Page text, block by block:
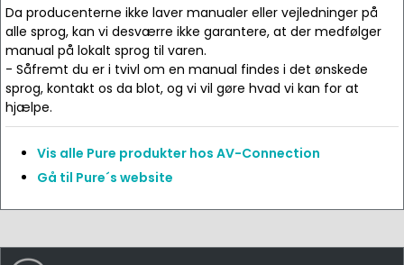
Da producenterne ikke laver manualer eller vejledninger på
alle sprog, kan vi desværre ikke garantere, at der medfølger
manual på lokalt sprog til varen.
- Såfremt du er i tvivl om en manual findes i det ønskede
sprog, kontakt os da blot, og vi vil gøre hvad vi kan for at
hjælpe.
Vis alle Pure produkter hos AV-Connection
Gå til Pure´s website